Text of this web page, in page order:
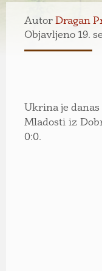
Autor Dragan
Objavljeno 19.
Ukrina je
Mladosti iz
0:0.